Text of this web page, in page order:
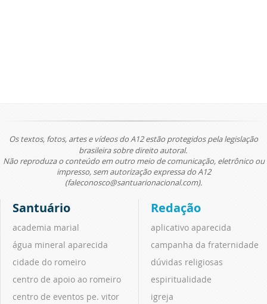
Os textos, fotos, artes e vídeos do A12 estão protegidos pela legislação
brasileira sobre direito autoral.
Não reproduza o conteúdo em outro meio de comunicação, eletrônico ou
impresso, sem autorização expressa do A12
(faleconosco@santuarionacional.com).
Santuário
academia marial
água mineral aparecida
cidade do romeiro
centro de apoio ao romeiro
centro de eventos pe. vitor
Redação
aplicativo aparecida
campanha da fraternidade
dúvidas religiosas
espiritualidade
igreja